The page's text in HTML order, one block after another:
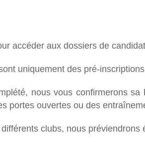
accéder aux dossiers de
uniquement des pré-
nous vous confirmerons
portes ouvertes ou des
clubs, nous préviendrons